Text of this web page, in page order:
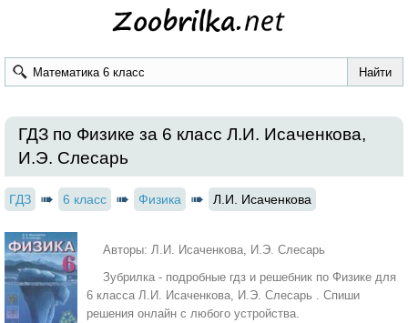
ГДЗ по Физике за 6 класс Л.И. Исаченкова,
И.Э. Слесарь
ГДЗ 6 класс Физика Л.И. Исаченкова
Авторы: Л.И. Исаченкова, И.Э. Слесарь
Зубрилка - подробные гдз и решебник по Физике для
6 класса Л.И. Исаченкова, И.Э. Слесарь . Спиши
решения онлайн с любого устройства.